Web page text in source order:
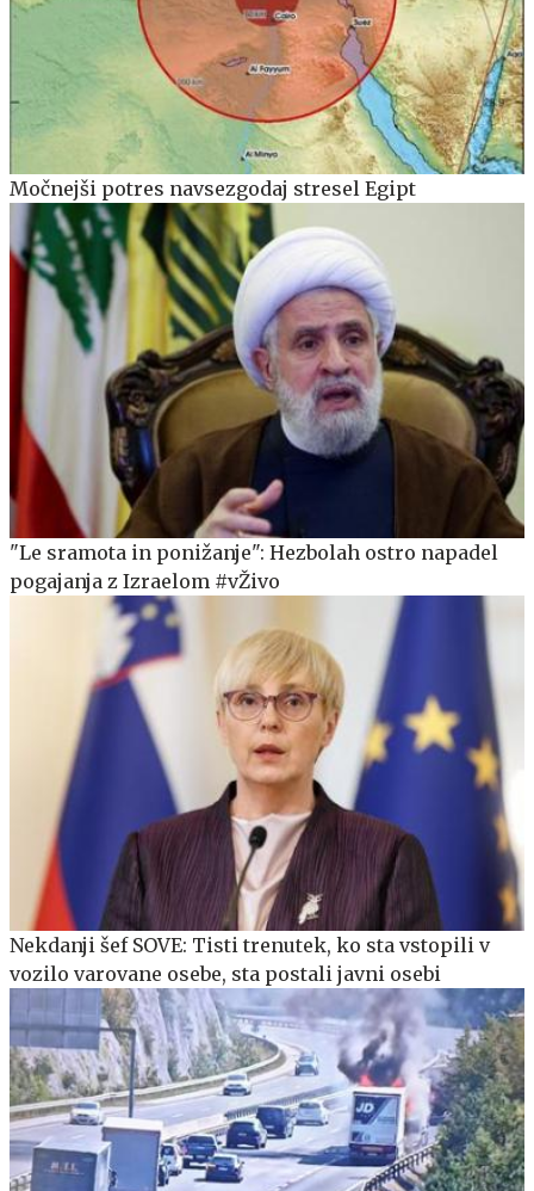
Močnejši potres navsezgodaj stresel Egipt
"Le sramota in ponižanje": Hezbolah ostro napadel
pogajanja z Izraelom #vŽivo
Nekdanji šef SOVE: Tisti trenutek, ko sta vstopili v
vozilo varovane osebe, sta postali javni osebi